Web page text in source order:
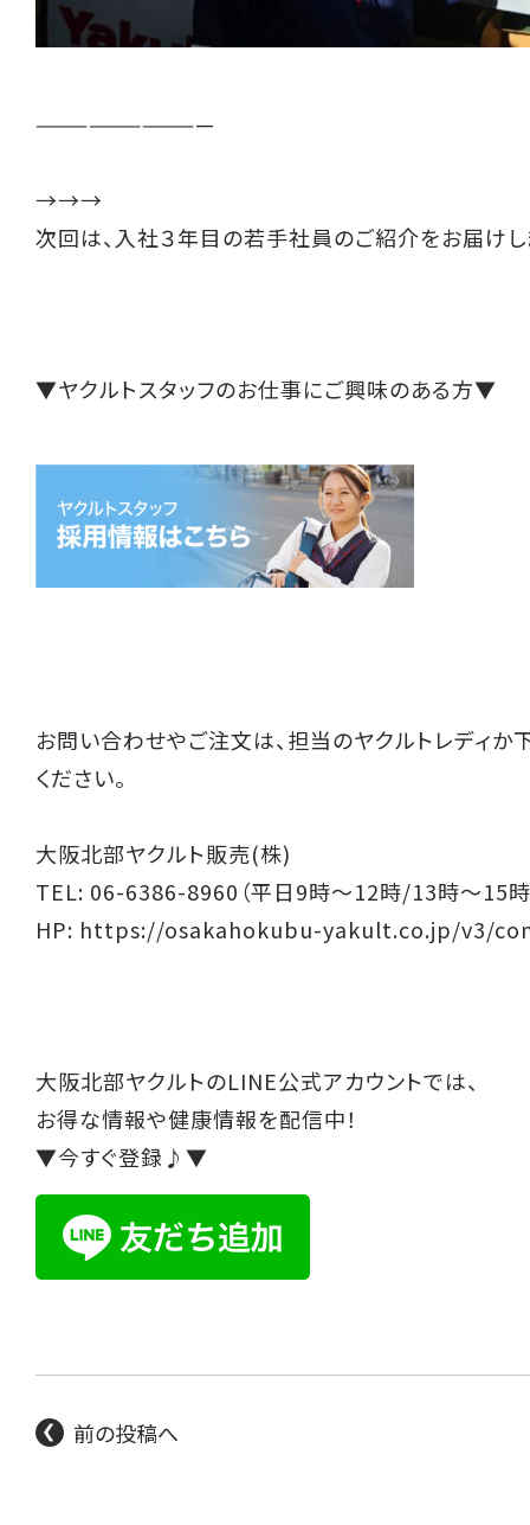
——————————
→→→
次回は、入社３年目の若手社員のご紹介をお届け
▼ヤクルトスタッフのお仕事にご興味のある方▼
お問い合わせやご注文は、担当のヤクルトレディか
ください。
大阪北部ヤクルト販売(株)
TEL: 06-6386-8960（平日9時～12時/13時～15時
HP: https://osakahokubu-yakult.co.jp/v3/
大阪北部ヤクルトのLINE公式アカウントでは、
お得な情報や健康情報を配信中！
▼今すぐ登録♪▼
前の投稿へ